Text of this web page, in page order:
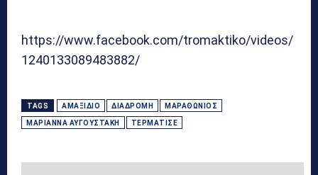
https://www.facebook.com/tromaktiko/videos/
1240133089483882/
TAGS ΑΜΑΞΊΔΙΟ ΔΙΑΔΡΟΜΉ ΜΑΡΑΘΏΝΙΟΣ
ΜΑΡΙΆΝΝΑ ΑΥΓΟΥΣΤΆΚΗ ΤΕΡΜΆΤΙΣΕ